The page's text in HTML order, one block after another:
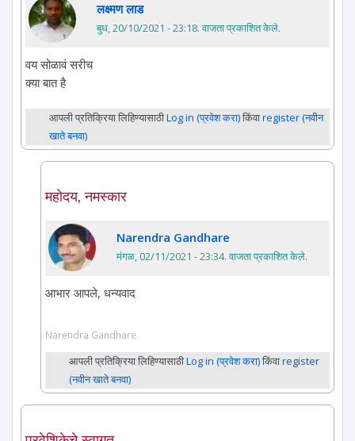
लक्ष्मण लाड
बुध, 20/10/2021 - 23:18. वाजता प्रकाशित केले.
वय सोळावं सरीच
क्या बात है
आपली प्रतिक्रिया लिहिण्यासाठीLog in (प्रवेश करा)किंवाregister (नवीन
खाते बनवा)
महोदय, नमस्कार
Narendra Gandhare
मंगळ, 02/11/2021 - 23:34. वाजता प्रकाशित केले.
आभार आपले, धन्यवाद
Narendra Gandhare
आपली प्रतिक्रिया लिहिण्यासाठीLog in (प्रवेश करा)किंवाregister
(नवीन खाते बनवा)